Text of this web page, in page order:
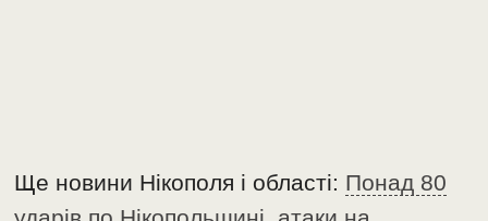
Ще новини Нікополя і області: Понад 80